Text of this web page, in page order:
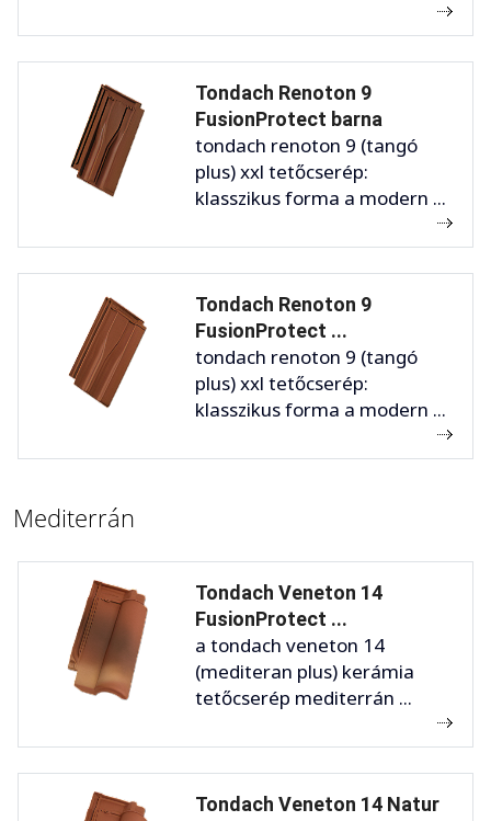
Tondach Renoton 9
FusionProtect barna
tondach renoton 9 (tangó
plus) xxl tetőcserép:
klasszikus forma a modern ...
Tondach Renoton 9
FusionProtect ...
tondach renoton 9 (tangó
plus) xxl tetőcserép:
klasszikus forma a modern ...
Mediterrán
Tondach Veneton 14
FusionProtect ...
a tondach veneton 14
(mediteran plus) kerámia
tetőcserép mediterrán ...
Tondach Veneton 14 Natur